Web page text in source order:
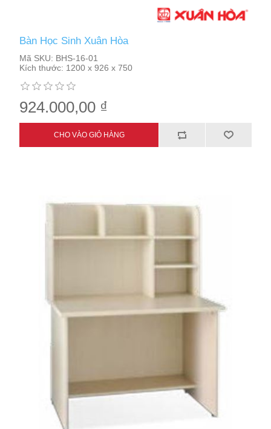
Bàn Học Sinh Xuân Hòa
Mã SKU: BHS-16-01
Kích thước: 1200 x 926 x 750
924.000,00 ₫